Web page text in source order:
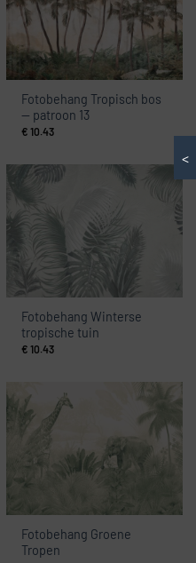
Fotobehang Tropisch bos
— patroon 13
€ 10.43
Fotobehang Winterse
tropische tuin
€ 10.43
Fotobehang Groene
Tropen
<